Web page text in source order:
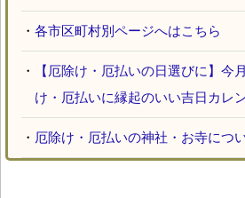
・ 各市区町村別ページへはこちら
・
【厄除け・厄払いの日選びに】今
け・厄払いに縁起のいい吉日カレ
・ 厄除け・厄払いの神社・お寺につ